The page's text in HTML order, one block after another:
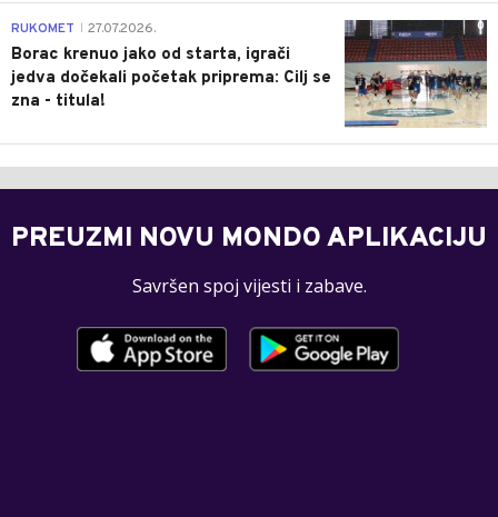
0
RUKOMET 27.07.2026.
Borac krenuo jako od starta, igrači
jedva dočekali početak priprema: Cilj se
zna - titula!
PREUZMI NOVU MONDO APLIKACIJU
Savršen spoj vijesti i zabave.